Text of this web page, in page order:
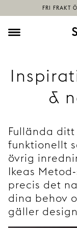
&
Fullända
funktionellt
övrig
Ikeas
precis det
dina behov
gäller